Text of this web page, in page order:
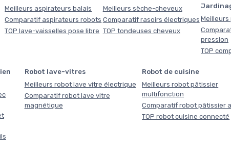
Meilleurs aspirateurs balais
Comparatif aspirateurs robots
TOP lave-vaisselles pose libre
Meilleurs sèche-cheveux
Comparatif rasoirs électriques
TOP tondeuses cheveux
Meilleurs
pression
TOP
Robot lave-vitres
Meilleurs robot lave vitre électrique
Comparatif robot lave vitre
magnétique
Robot de cuisine
Meilleurs robot pâtissier
multifonction
Comparatif robot pâtissier
TOP robot cuisine connecté